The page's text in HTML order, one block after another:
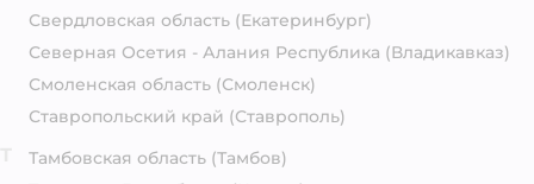
Свердловская область (Екатеринбург)
Северная Осетия - Алания Республика (Владикавказ)
Смоленская область (Смоленск)
Ставропольский край (Ставрополь)
Тамбовская область (Тамбов)